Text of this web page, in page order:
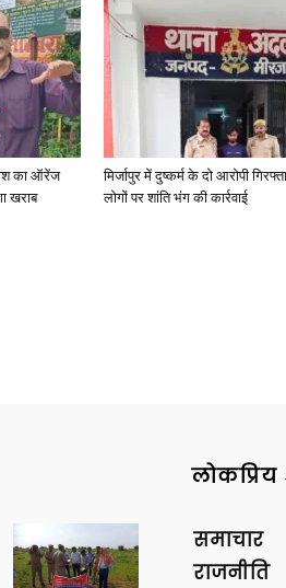
का ऑरेंज
खराब
मिर्जापुर में दुष्कर्म के दो आरोपी
लोगों पर शांति भंग की कार्रवाई
लोकप्रिय
समाचार
राजनीति